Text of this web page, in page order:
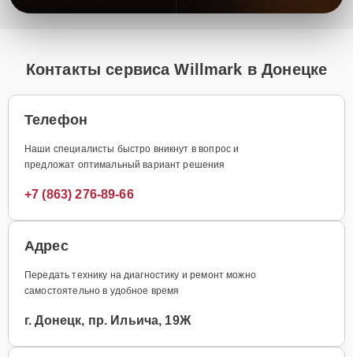
Контакты сервиса Willmark в Донецке
Телефон
Наши специалисты быстро вникнут в вопрос и
предложат оптимальный вариант решения
+7 (863) 276-89-66
Адрес
Передать технику на диагностику и ремонт можно
самостоятельно в удобное время
г. Донецк, пр. Ильича, 19Ж